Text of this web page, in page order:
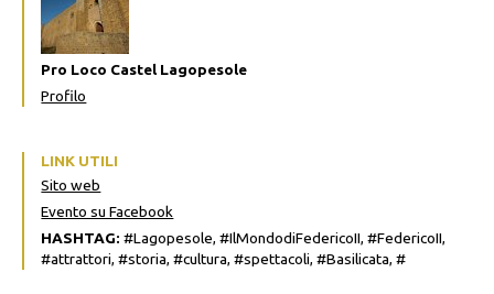
Pro Loco Castel Lagopesole
Profilo
LINK UTILI
Sito web
Evento su Facebook
HASHTAG: #Lagopesole, #IlMondodiFedericoII, #FedericoII,
#attrattori, #storia, #cultura, #spettacoli, #Basilicata, #